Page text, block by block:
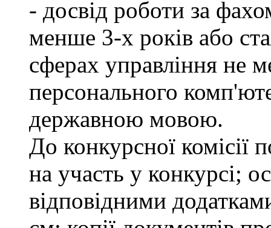
- досвід роботи за
менше 3-х років або
сферах управління не
персонального
державною мовою.
До конкурсної комісії
на участь у конкурсі;
відповідними